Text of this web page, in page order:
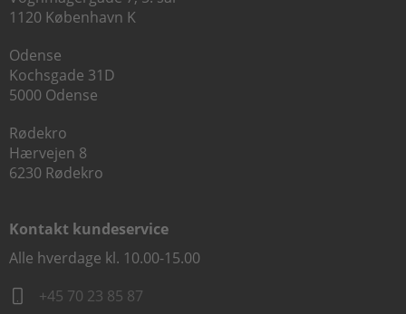
1120 København K
Odense
Kochsgade 31D
5000 Odense
Rødekro
Hærvejen 8
6230 Rødekro
Kontakt kundeservice
Alle hverdage kl. 10.00-15.00
+45 70 23 85 87